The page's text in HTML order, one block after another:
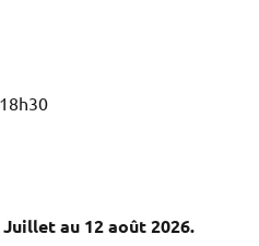
au 12 août 2026.